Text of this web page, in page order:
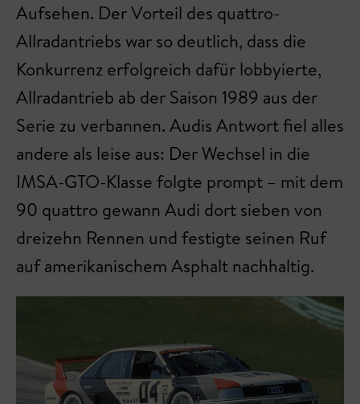
Aufsehen. Der Vorteil des quattro-
Allradantriebs war so deutlich, dass die
Konkurrenz erfolgreich dafür lobbyierte,
Allradantrieb ab der Saison 1989 aus der
Serie zu verbannen. Audis Antwort fiel alles
andere als leise aus: Der Wechsel in die
IMSA-GTO-Klasse folgte prompt – mit dem
90 quattro gewann Audi dort sieben von
dreizehn Rennen und festigte seinen Ruf
auf amerikanischem Asphalt nachhaltig.